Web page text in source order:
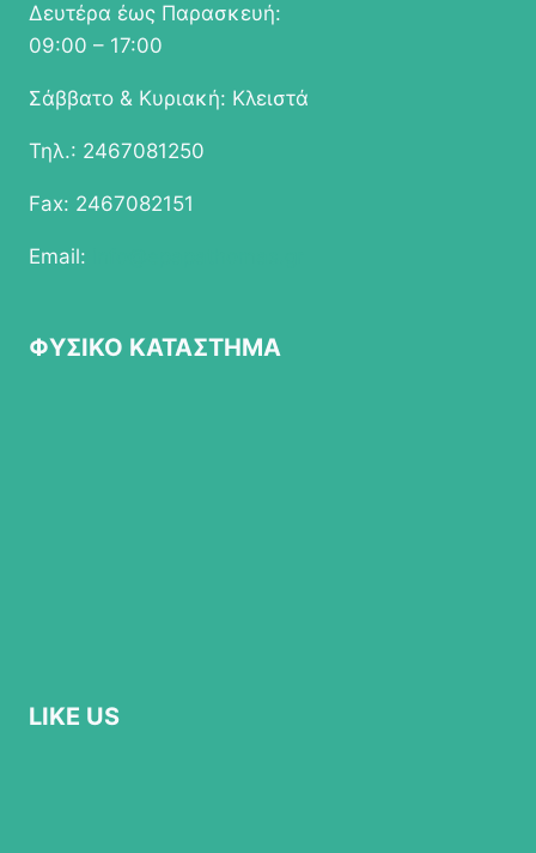
Δευτέρα έως Παρασκευή:
09:00 – 17:00
Σάββατο & Κυριακή: Κλειστά
Τηλ.: 2467081250
Fax: 2467082151
Email:
ΦΥΣΙΚΟ ΚΑΤΑΣΤΗΜΑ
LIKE US